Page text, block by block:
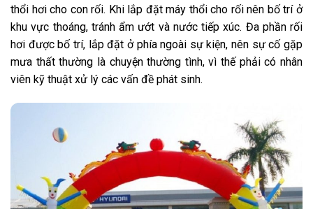
thổi hơi cho con rối. Khi lắp đặt máy thổi cho rối nên bố trí ở
khu vực thoáng, tránh ẩm ướt và nước tiếp xúc. Đa phần rối
hơi được bố trí, lắp đặt ở phía ngoài sự kiện, nên sự cố gặp
mưa thất thường là chuyện thường tình, vì thế phải có nhân
viên kỹ thuật xử lý các vấn đề phát sinh.